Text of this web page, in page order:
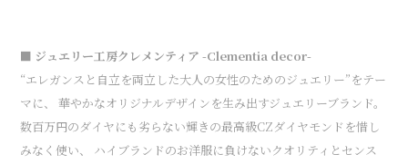
■ ジュエリー工房クレメンティア -Clementia decor-
“エレガンスと自立を両立した大人の女性のためのジュエリー”をテー
マに、 華やかなオリジナルデザインを生み出すジュエリーブランド。
数百万円のダイヤにも劣らない輝きの最高級CZダイヤモンドを惜し
みなく使い、 ハイブランドのお洋服に負けないクオリティとセンス